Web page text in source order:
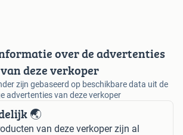
over de advertenties
van deze verkoper
zijn gebaseerd op beschikbare data uit de
advertenties van deze verkoper
🌏
van deze verkoper zijn al